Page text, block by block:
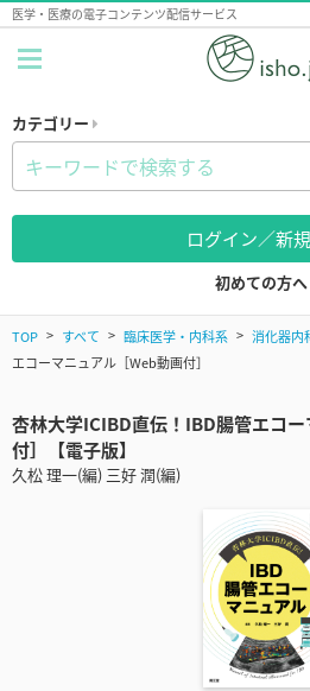
医学・医療の電子コンテンツ配信サービス
カテゴリー
ログイン／新
初めての方へ
TOP すべて 臨床医学・内科系 消化器内
エコーマニュアル［Web動画付］
杏林大学ICIBD直伝！IBD腸管エコ
付］【電子版】
久松 理一(編) 三好 潤(編)